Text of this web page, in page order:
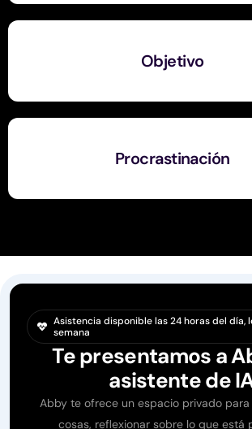
Objetivo
Procrastinación
Asistencia disponible las 24 horas del día,
semana
Te presentamos a
asistente de
Abby te ofrece un espacio privado
cosas, reflexionar sobre lo que está